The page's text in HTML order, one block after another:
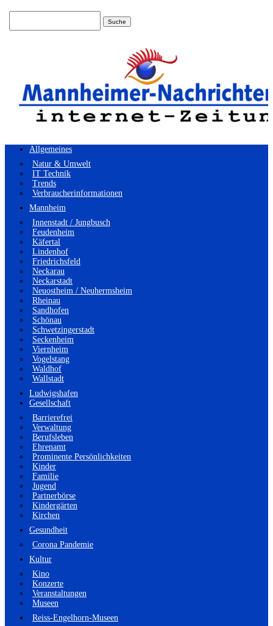
Allgemeines
Natur & Umwelt
IT Technik
Trends
Verbraucherinformationen
Mannheim
Innenstadt / Jungbusch
Feudenheim
Käfertal
Lindenhof
Friedrichsfeld
Neckarau
Neckarstadt
Neuostheim / Neuhermsheim
Rheinau
Sandhofen
Schönau
Schwetzingerstadt
Seckenheim
Viernheim
Vogelstang
Waldhof
Wallstadt
Ludwigshafen
Gesellschaft
Barrierefrei
Verwaltung
Berufsleben
Ehrenamt
Prominente Persönlichkeiten
Kinder
Familie
Jugend
Partnerbörse
Kindergärten
Kirchen
Gesundheit
Corona Pandemie
Kultur
Kino
Konzerte
Veranstaltungen
Museen
Reiss-Engelhorn-Museen